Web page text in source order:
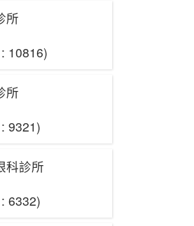
所
10816)
所
9321)
科診所
6332)